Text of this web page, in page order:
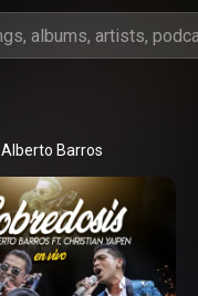
Alberto Barros